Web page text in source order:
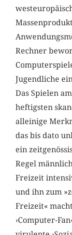
Rechner
Jugendliche
Das Spielen
heftigsten
alleinige
das bis dato
ein
Regel
Freizeit
und ihn zum
Freizeit«
›Computer-